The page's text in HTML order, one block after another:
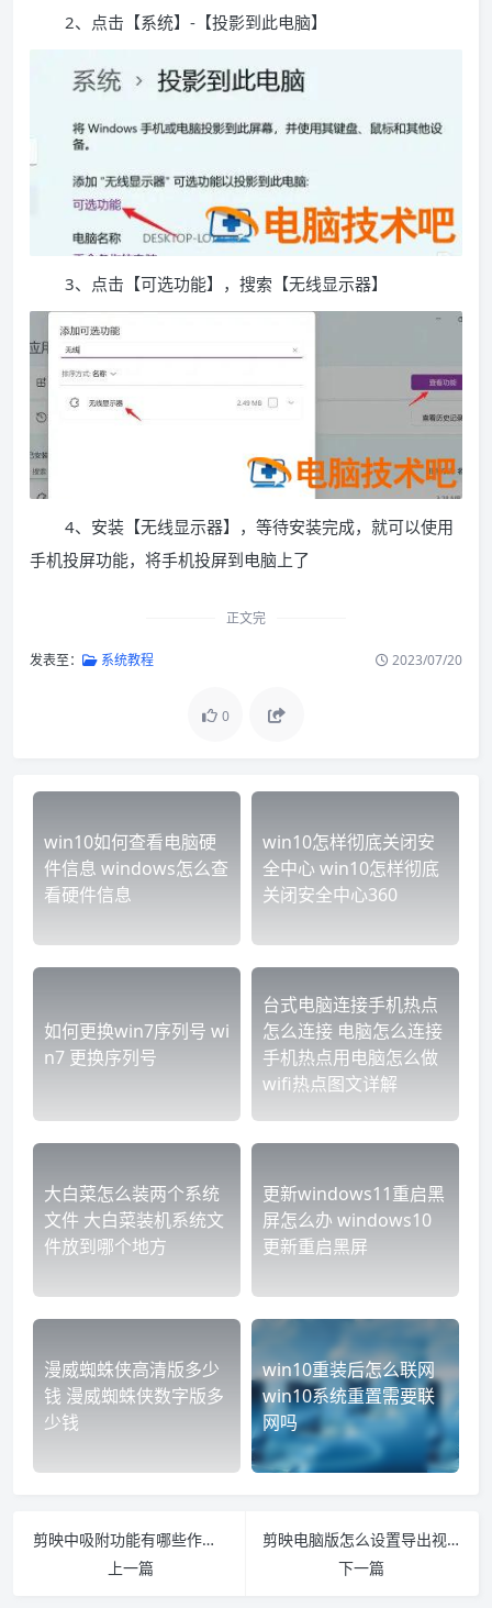
2、点击【系统】-【投影到此电脑】
3、点击【可选功能】，搜索【无线显示器】
4、安装【无线显示器】，等待安装完成，就可以使用
手机投屏功能，将手机投屏到电脑上了
正文完
发表至： 系统教程 2023/07/20
0
win10如何查看电脑硬
件信息 windows怎么查
看硬件信息
win10怎样彻底关闭安
全中心 win10怎样彻底
关闭安全中心360
如何更换win7序列号 wi
n7 更换序列号
台式电脑连接手机热点
怎么连接 电脑怎么连接
手机热点用电脑怎么做
wifi热点图文详解
大白菜怎么装两个系统
文件 大白菜装机系统文
件放到哪个地方
更新windows11重启黑
屏怎么办 windows10
更新重启黑屏
漫威蜘蛛侠高清版多少
钱 漫威蜘蛛侠数字版多
少钱
win10重装后怎么联网
win10系统重置需要联
网吗
剪映中吸附功能有哪些作用 剪映的吸附是什么意思
上一篇
剪映电脑版怎么设置导出视频的清晰度 电脑版剪映导出视频怎么保持清晰度
下一篇